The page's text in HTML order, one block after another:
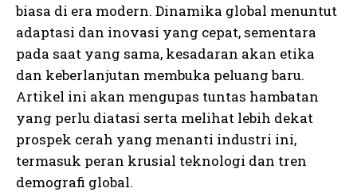
biasa di era modern. Dinamika global menuntut
adaptasi dan inovasi yang cepat, sementara
pada saat yang sama, kesadaran akan etika
dan keberlanjutan membuka peluang baru.
Artikel ini akan mengupas tuntas hambatan
yang perlu diatasi serta melihat lebih dekat
prospek cerah yang menanti industri ini,
termasuk peran krusial teknologi dan tren
demografi global.